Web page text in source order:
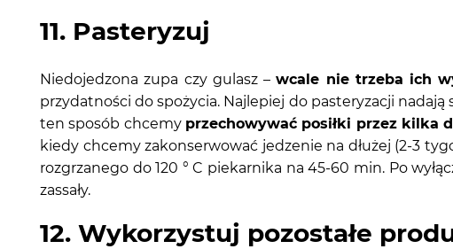
11. Pasteryzuj
Niedojedzona zupa czy gulasz –wcale nie trzeba ich
przydatności do spożycia. Najlepiej do pasteryzacji nadają
ten sposób chcemy przechowywać posiłki przez kilka
kiedy chcemy zakonserwować jedzenie na dłużej (2-3
rozgrzanego do 120 ° C piekarnika na 45-60 min. Po
zassały.
12. Wykorzystuj pozostałe